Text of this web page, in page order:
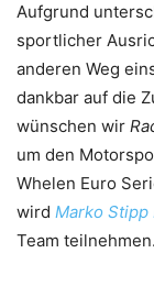
Aufgrund
sportlicher
anderen Weg
dankbar auf die
wünschen wir
um den
Whelen Euro
wird Marko
Team teilnehmen.